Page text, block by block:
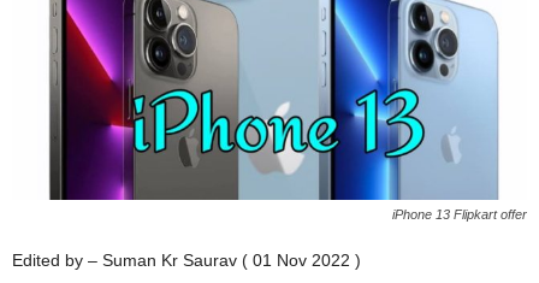
iPhone 13 Flipkart offer
Edited by – Suman Kr Saurav ( 01 Nov 2022 )